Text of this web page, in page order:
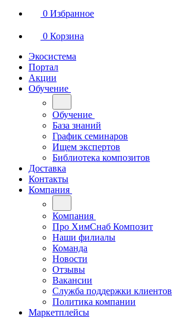
0 Избранное
0 Корзина
Экосистема
Портал
Акции
Обучение
Обучение
База знаний
График семинаров
Ищем экспертов
Библиотека композитов
Доставка
Контакты
Компания
Компания
Про ХимСнаб Композит
Наши филиалы
Команда
Новости
Отзывы
Вакансии
Служба поддержки клиентов
Политика компании
Маркетплейсы